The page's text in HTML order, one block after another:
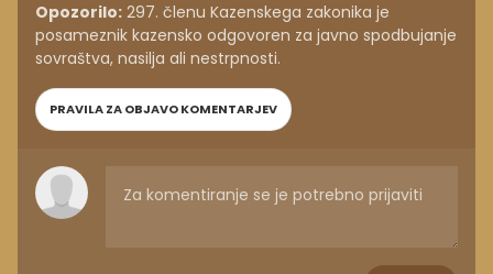
Opozorilo: 297. členu Kazenskega zakonika je
posameznik kazensko odgovoren za javno spodbujanje
sovraštva, nasilja ali nestrpnosti.
PRAVILA ZA OBJAVO KOMENTARJEV